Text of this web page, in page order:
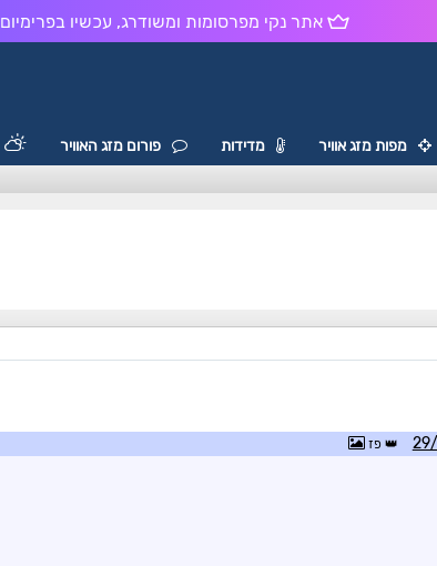
אתר נקי מפרסומות ומשודרג, עכשיו בפרימיום
מפות מזג אוויר מדידות פורום מזג האוויר
פז